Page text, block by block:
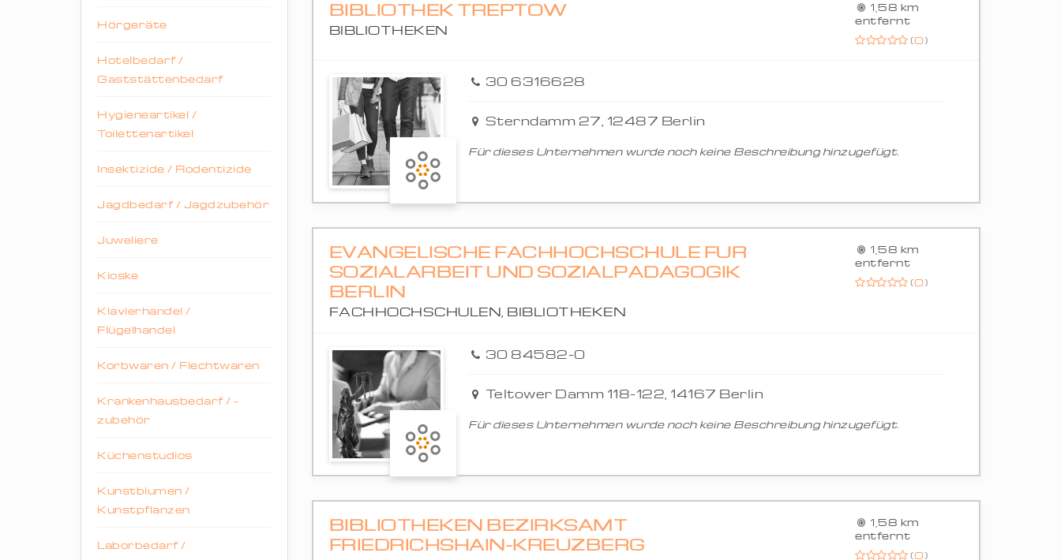
Hörgeräte
Hotelbedarf /
Gaststättenbedarf
Hygieneartikel /
Toilettenartikel
Insektizide / Rodentizide
Jagdbedarf / Jagdzubehör
Juweliere
Kioske
Klavierhandel /
Flügelhandel
Korbwaren / Flechtwaren
Krankenhausbedarf / -
zubehör
Küchenstudios
Kunstblumen /
Kunstpflanzen
Laborbedarf /
BIBLIOTHEK TREPTOW
BIBLIOTHEKEN
1,58 km
entfernt
(0)
30 6316628
Sterndamm 27, 12487 Berlin
Für dieses Unternehmen wurde noch keine Beschreibung hinzugefügt.
EVANGELISCHE FACHHOCHSCHULE FÜR
SOZIALARBEIT UND SOZIALPÄDAGOGIK
BERLIN
FACHHOCHSCHULEN, BIBLIOTHEKEN
1,58 km
entfernt
(0)
30 84582-0
Teltower Damm 118-122, 14167 Berlin
Für dieses Unternehmen wurde noch keine Beschreibung hinzugefügt.
BIBLIOTHEKEN BEZIRKSAMT
FRIEDRICHSHAIN-KREUZBERG
1,58 km
entfernt
(0)